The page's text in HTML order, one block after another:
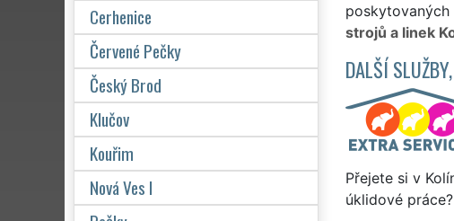
poskytovaných
strojů a linek
DALŠÍ
Přejete si v
úklidové
Cerhenice
Červené Pečky
Český Brod
Klučov
Kouřim
Nová Ves I